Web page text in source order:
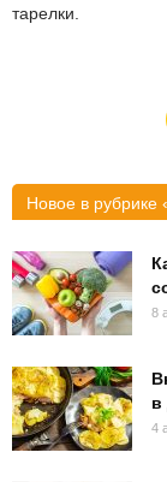
тарелки.
Новое в рубрике
8
в
4